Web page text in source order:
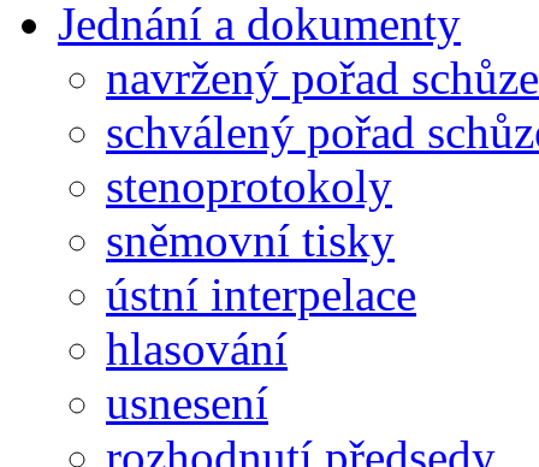
Jednání a dokumenty
navržený pořad schůze
schválený pořad
stenoprotokoly
sněmovní tisky
ústní interpelace
hlasování
usnesení
rozhodnutí předsedy